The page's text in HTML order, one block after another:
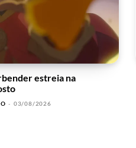
estreia na
- 03/08/2026